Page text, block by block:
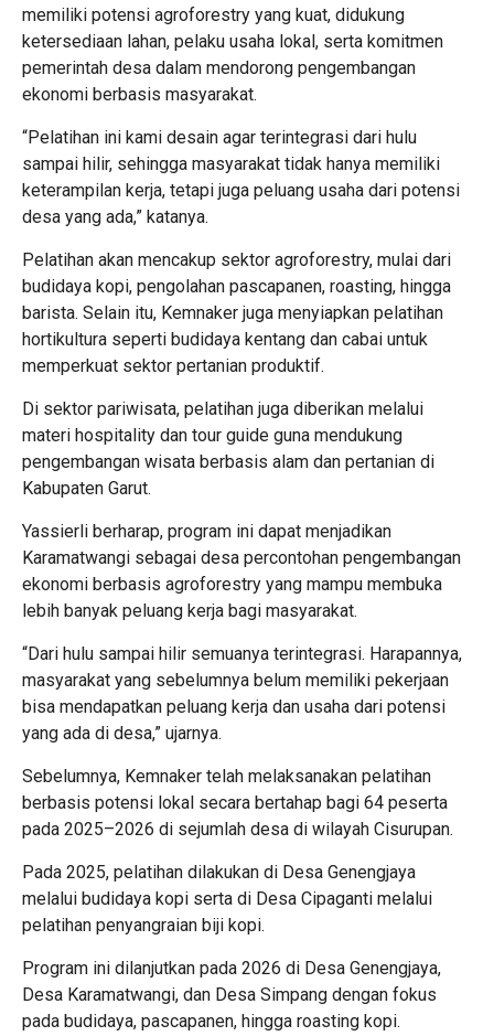
memiliki potensi agroforestry yang kuat, didukung
ketersediaan lahan, pelaku usaha lokal, serta komitmen
pemerintah desa dalam mendorong pengembangan
ekonomi berbasis masyarakat.
“Pelatihan ini kami desain agar terintegrasi dari hulu
sampai hilir, sehingga masyarakat tidak hanya memiliki
keterampilan kerja, tetapi juga peluang usaha dari potensi
desa yang ada,” katanya.
Pelatihan akan mencakup sektor agroforestry, mulai dari
budidaya kopi, pengolahan pascapanen, roasting, hingga
barista. Selain itu, Kemnaker juga menyiapkan pelatihan
hortikultura seperti budidaya kentang dan cabai untuk
memperkuat sektor pertanian produktif.
Di sektor pariwisata, pelatihan juga diberikan melalui
materi hospitality dan tour guide guna mendukung
pengembangan wisata berbasis alam dan pertanian di
Kabupaten Garut.
Yassierli berharap, program ini dapat menjadikan
Karamatwangi sebagai desa percontohan pengembangan
ekonomi berbasis agroforestry yang mampu membuka
lebih banyak peluang kerja bagi masyarakat.
“Dari hulu sampai hilir semuanya terintegrasi. Harapannya,
masyarakat yang sebelumnya belum memiliki pekerjaan
bisa mendapatkan peluang kerja dan usaha dari potensi
yang ada di desa,” ujarnya.
Sebelumnya, Kemnaker telah melaksanakan pelatihan
berbasis potensi lokal secara bertahap bagi 64 peserta
pada 2025–2026 di sejumlah desa di wilayah Cisurupan.
Pada 2025, pelatihan dilakukan di Desa Genengjaya
melalui budidaya kopi serta di Desa Cipaganti melalui
pelatihan penyangraian biji kopi.
Program ini dilanjutkan pada 2026 di Desa Genengjaya,
Desa Karamatwangi, dan Desa Simpang dengan fokus
pada budidaya, pascapanen, hingga roasting kopi.